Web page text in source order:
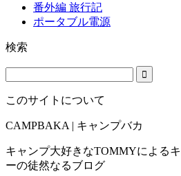
番外編 旅行記
ポータブル電源
検索
このサイトについて
CAMPBAKA | キャンプバカ
キャンプ大好きなTOMMYによる
ーの徒然なるブログ